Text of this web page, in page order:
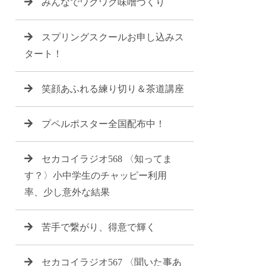
みんなでワクワク味噌づくり
スプリングスクールお申し込みス
タート！
笑顔あふれる練り切り＆茶道講座
プペルポスター全国配布中！
セカコイラジオ568 〈知ってま
す？〉小中学生のチャッピー利用
率、少し意外な結果
苦手で繋がり、得意で輝く
セカコイラジオ567 〈聞いた事あ